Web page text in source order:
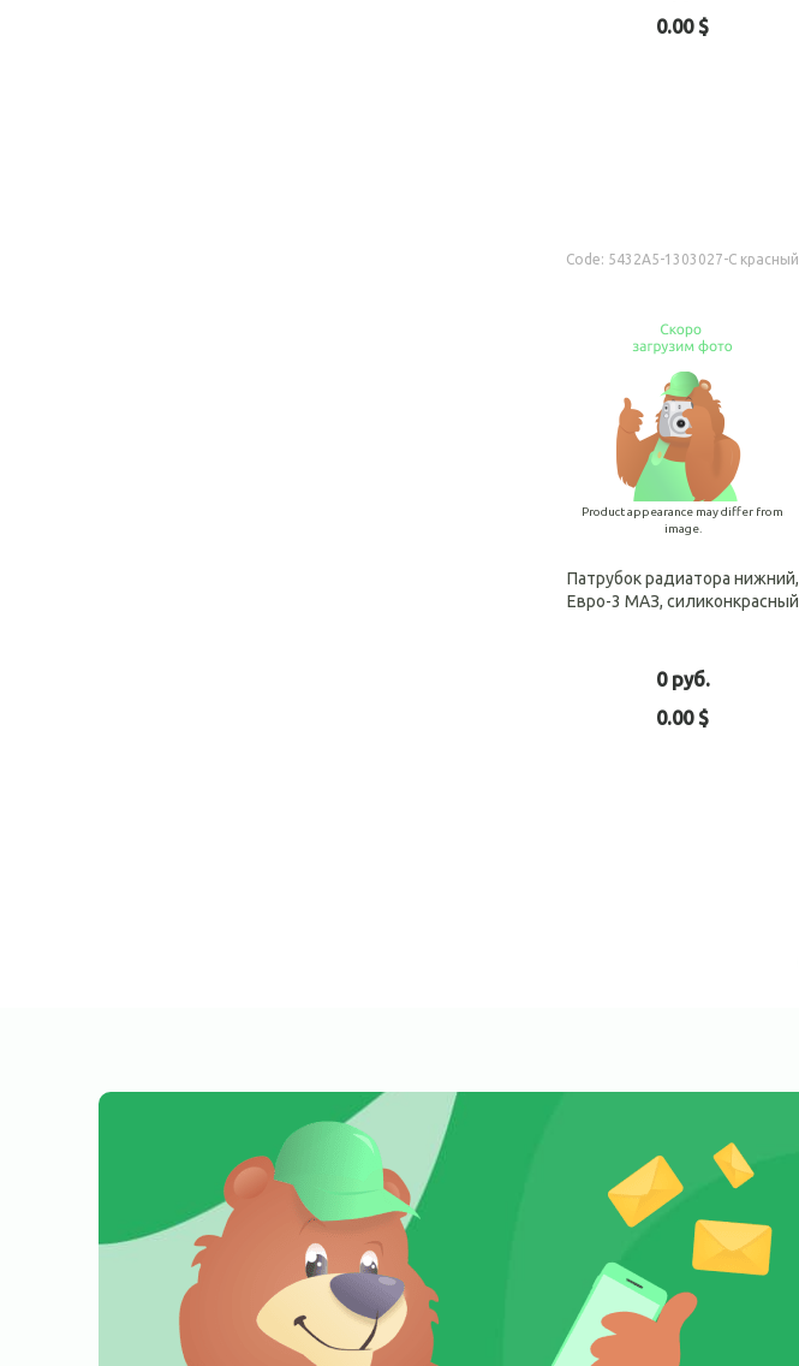
0.00 $
Code: 5432А5-1303027-С красный
Product appearance may differ from
image.
Патрубок радиатора нижний,
Евро-3 МАЗ, силиконкрасный
0 руб.
0.00 $